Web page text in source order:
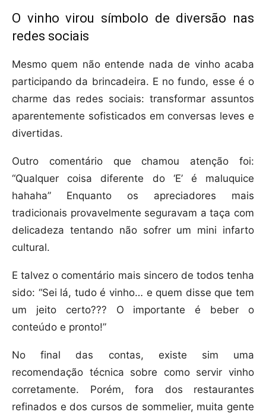
O vinho virou símbolo de diversão nas
redes sociais
Mesmo quem não entende nada de vinho acaba
participando da brincadeira. E no fundo, esse é o
charme das redes sociais: transformar assuntos
aparentemente sofisticados em conversas leves e
divertidas.
Outro comentário que chamou atenção foi:
“Qualquer coisa diferente do ‘E’ é maluquice
hahaha” Enquanto os apreciadores mais
tradicionais provavelmente seguravam a taça com
delicadeza tentando não sofrer um mini infarto
cultural.
E talvez o comentário mais sincero de todos tenha
sido: “Sei lá, tudo é vinho… e quem disse que tem
um jeito certo??? O importante é beber o
conteúdo e pronto!”
No final das contas, existe sim uma
recomendação técnica sobre como servir vinho
corretamente. Porém, fora dos restaurantes
refinados e dos cursos de sommelier, muita gente